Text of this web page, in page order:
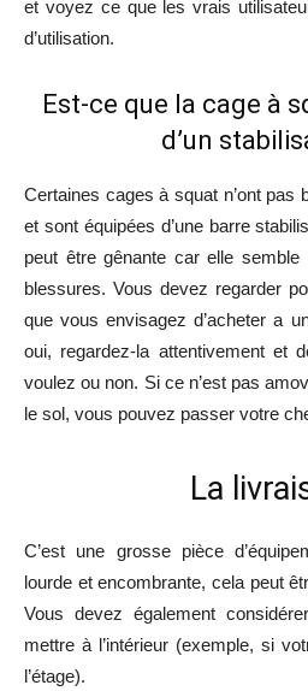
et voyez ce que les vrais
d’utilisation.
Est-ce que la cage à
d’un
Certaines cages à squat n’ont pas
et sont équipées d’une barre
peut être gênante car elle
blessures. Vous devez regarder
que vous envisagez d’acheter a
oui, regardez-la attentivement et
voulez ou non. Si ce n’est pas
le sol, vous pouvez passer votre
La
C’est une grosse pièce
lourde et encombrante, cela peut
Vous devez également
mettre à l’intérieur (exemple, si
l’étage).